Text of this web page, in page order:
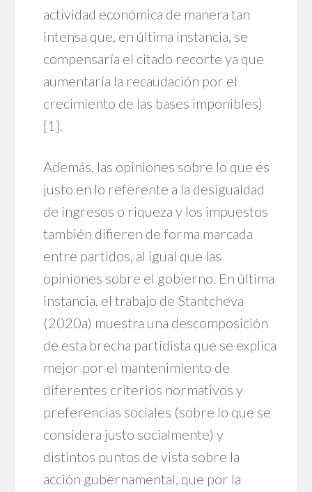
actividad económica de manera tan
intensa que, en última instancia, se
compensaría el citado recorte ya que
aumentaría la recaudación por el
crecimiento de las bases imponibles)
[1].
Además, las opiniones sobre lo que es
justo en lo referente a la desigualdad
de ingresos o riqueza y los impuestos
también difieren de forma marcada
entre partidos, al igual que las
opiniones sobre el gobierno. En última
instancia, el trabajo de Stantcheva
(2020a) muestra una descomposición
de esta brecha partidista que se explica
mejor por el mantenimiento de
diferentes criterios normativos y
preferencias sociales (sobre lo que se
considera justo socialmente) y
distintos puntos de vista sobre la
acción gubernamental, que por la